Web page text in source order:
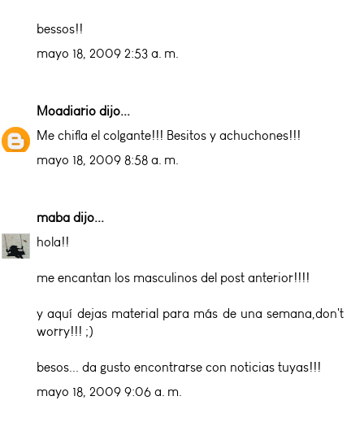
bessos!!
mayo 18, 2009 2:53 a. m.
Moadiario dijo...
Me chifla el colgante!!! Besitos y achuchones!!!
mayo 18, 2009 8:58 a. m.
maba dijo...
hola!!
me encantan los masculinos del post anterior!!!!
y aquí dejas material para más de una semana,don't
worry!!! ;)
besos... da gusto encontrarse con noticias tuyas!!!
mayo 18, 2009 9:06 a. m.